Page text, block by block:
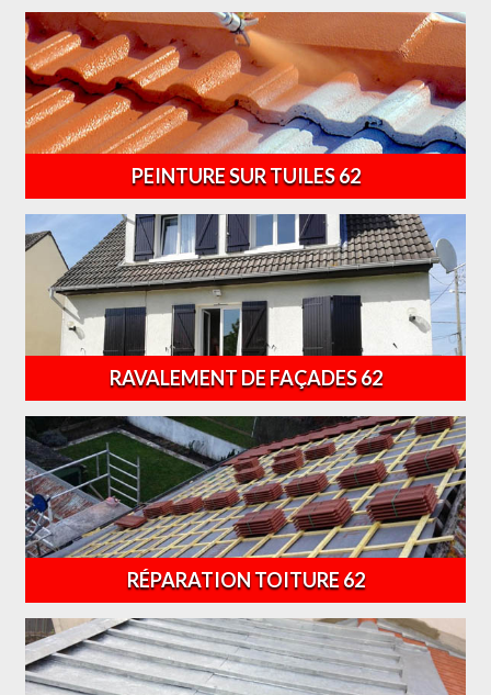
PEINTURE SUR TUILES 62
RAVALEMENT DE FAÇADES 62
RÉPARATION TOITURE 62